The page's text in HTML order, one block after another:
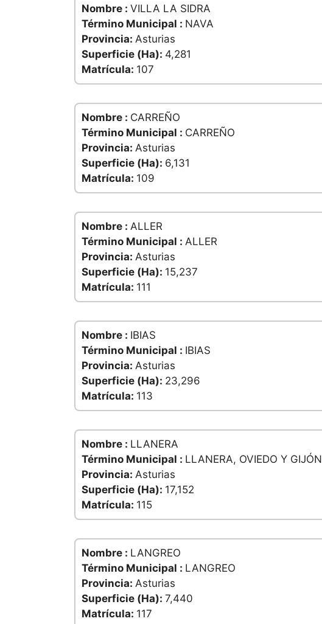
Nombre : VILLA LA SIDRA
Término Municipal : NAVA
Provincia: Asturias
Superficie (Ha): 4,281
Matrícula: 107
Nombre : CARREÑO
Término Municipal : CARREÑO
Provincia: Asturias
Superficie (Ha): 6,131
Matrícula: 109
Nombre : ALLER
Término Municipal : ALLER
Provincia: Asturias
Superficie (Ha): 15,237
Matrícula: 111
Nombre : IBIAS
Término Municipal : IBIAS
Provincia: Asturias
Superficie (Ha): 23,296
Matrícula: 113
Nombre : LLANERA
Término Municipal : LLANERA, OVIEDO Y GIJÓN
Provincia: Asturias
Superficie (Ha): 17,152
Matrícula: 115
Nombre : LANGREO
Término Municipal : LANGREO
Provincia: Asturias
Superficie (Ha): 7,440
Matrícula: 117